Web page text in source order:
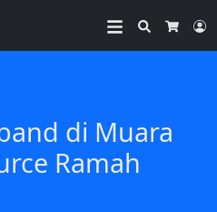
Search
di Muara
Ramah